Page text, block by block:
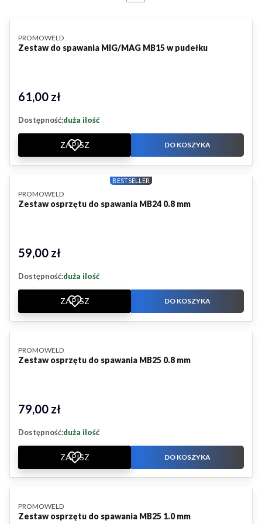
Zestaw do spawania MIG/MAG MB15 w pudełku
PRODUCENT
PROMOWELD
Cena
61,00 zł
Dostępność:duża ilość
ZAPISZ DO KOSZYKA
BESTSELLER
Zestaw osprzętu do spawania MB24 0.8 mm
PRODUCENT
PROMOWELD
Cena
59,00 zł
Dostępność:duża ilość
ZAPISZ DO KOSZYKA
Zestaw osprzętu do spawania MB25 0.8 mm
PRODUCENT
PROMOWELD
Cena
79,00 zł
Dostępność:duża ilość
ZAPISZ DO KOSZYKA
Zestaw osprzętu do spawania MB25 1.0 mm
PRODUCENT
PROMOWELD